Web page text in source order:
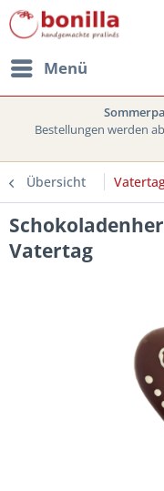
Menü
Bestellungen werden
Übersicht
Vatertag